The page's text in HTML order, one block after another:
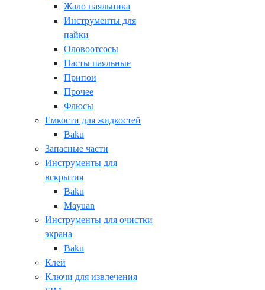
Жало паяльника
Инструменты для
пайки
Оловоотсосы
Пасты паяльные
Припои
Прочее
Флюсы
Емкости для жидкостей
Baku
Запасные части
Инструменты для
вскрытия
Baku
Mayuan
Инструменты для очистки
экрана
Baku
Клей
Ключи для извлечения